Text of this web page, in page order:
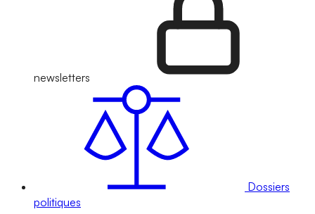
newsletters
Dossiers
politiques